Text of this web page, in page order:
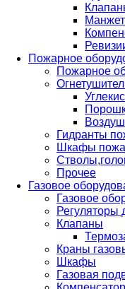
Пожарное
Пожарное
Гидранты
Шкафы
Прочее
Газовое
Газовое
Регуляторы
Клапаны
Краны
Шкафы
Газовая